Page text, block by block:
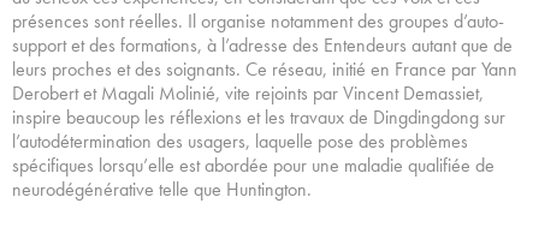
présences sont réelles. Il organise notamment des groupes d’auto-
support et des formations, à l’adresse des Entendeurs autant que de
leurs proches et des soignants. Ce réseau, initié en France par Yann
Derobert et Magali Molinié, vite rejoints par Vincent Demassiet,
inspire beaucoup les réflexions et les travaux de Dingdingdong sur
l’autodétermination des usagers, laquelle pose des problèmes
spécifiques lorsqu’elle est abordée pour une maladie qualifiée de
neurodégénérative telle que Huntington.